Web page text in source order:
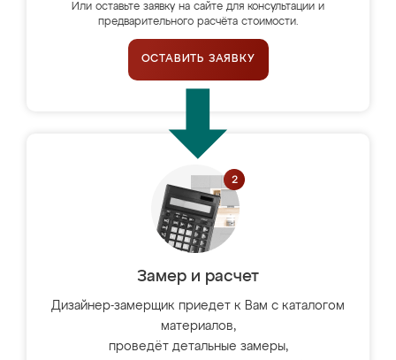
Или оставьте заявку на сайте для консультации и
предварительного расчёта стоимости.
ОСТАВИТЬ ЗАЯВКУ
Замер и расчет
Дизайнер-замерщик приедет к Вам с каталогом
материалов,
проведёт детальные замеры,